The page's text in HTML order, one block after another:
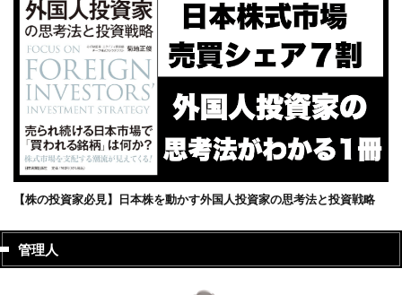
【株の投資家必見】日本株を動かす外国人投資家の思考法と投資戦略
管理人